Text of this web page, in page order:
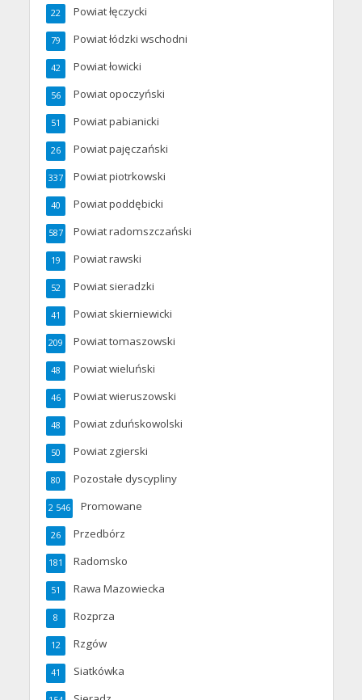
Powiat łęczycki
22
Powiat łódzki wschodni
79
Powiat łowicki
42
Powiat opoczyński
56
Powiat pabianicki
51
Powiat pajęczański
26
Powiat piotrkowski
337
Powiat poddębicki
40
Powiat radomszczański
587
Powiat rawski
19
Powiat sieradzki
52
Powiat skierniewicki
41
Powiat tomaszowski
209
Powiat wieluński
48
Powiat wieruszowski
46
Powiat zduńskowolski
48
Powiat zgierski
50
Pozostałe dyscypliny
80
Promowane
2 546
Przedbórz
26
Radomsko
181
Rawa Mazowiecka
51
Rozprza
8
Rzgów
12
Siatkówka
41